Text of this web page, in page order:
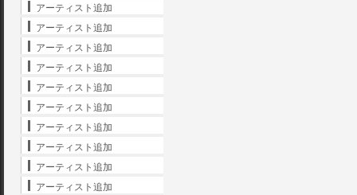
アーティスト追加
アーティスト追加
アーティスト追加
アーティスト追加
アーティスト追加
アーティスト追加
アーティスト追加
アーティスト追加
アーティスト追加
アーティスト追加